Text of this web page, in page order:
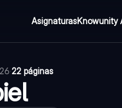
AsignaturasKnowunity
·22 páginas